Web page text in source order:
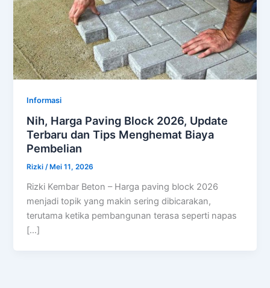
Informasi
Nih, Harga Paving Block 2026, Update
Terbaru dan Tips Menghemat Biaya
Pembelian
Rizki/ Mei 11, 2026
Rizki Kembar Beton – Harga paving block 2026
menjadi topik yang makin sering dibicarakan,
terutama ketika pembangunan terasa seperti napas
[…]